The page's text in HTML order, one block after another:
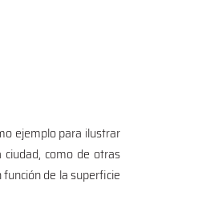
ejemplo para ilustrar
como de otras
de la superficie